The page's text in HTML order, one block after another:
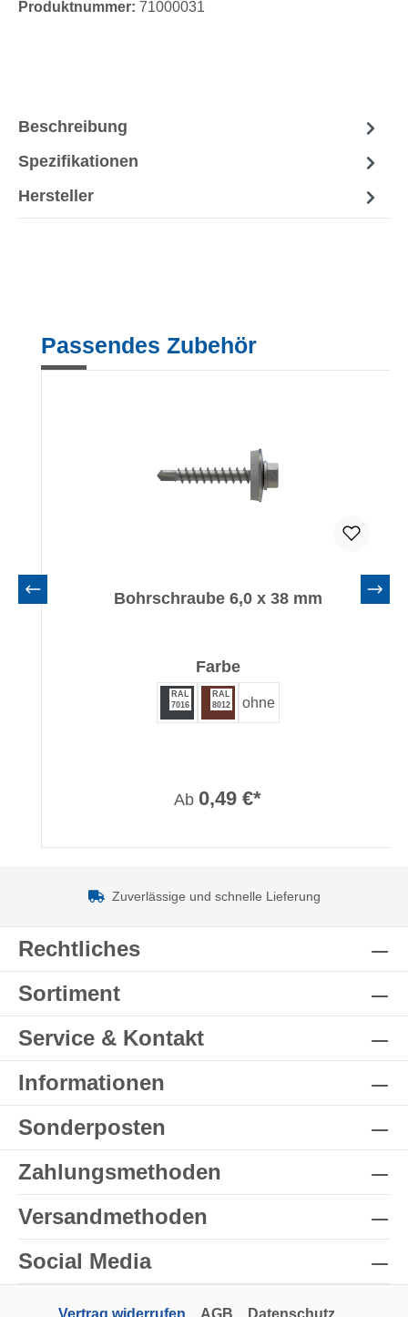
Produktnummer: 71000031
Beschreibung
Spezifikationen
Hersteller
Produktgalerie überspringen
Passendes Zubehör
Bohrschraube 6,0 x 38 mm
Farbeauswählen
RAL
7016
RAL
8012
ohne
Ab 0,49 €*
Zuverlässige und schnelle Lieferung
Rechtliches
Sortiment
Service & Kontakt
Informationen
Sonderposten
Zahlungsmethoden
Versandmethoden
Social Media